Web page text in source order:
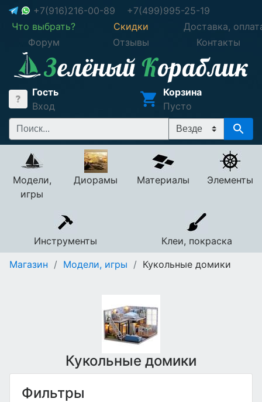
+7(916)216-00-89
+7(499)995-25-19
Что выбрать?
Скидки
Доставка,
Форум
Отзывы Контакты
Гость
Вход
Корзина
Пусто
Модели,
игры
Диорамы Материалы Элементы
Инструменты
Клеи, покраска
Магазин / Модели, игры / Кукольные домики
Кукольные домики
Фильтры